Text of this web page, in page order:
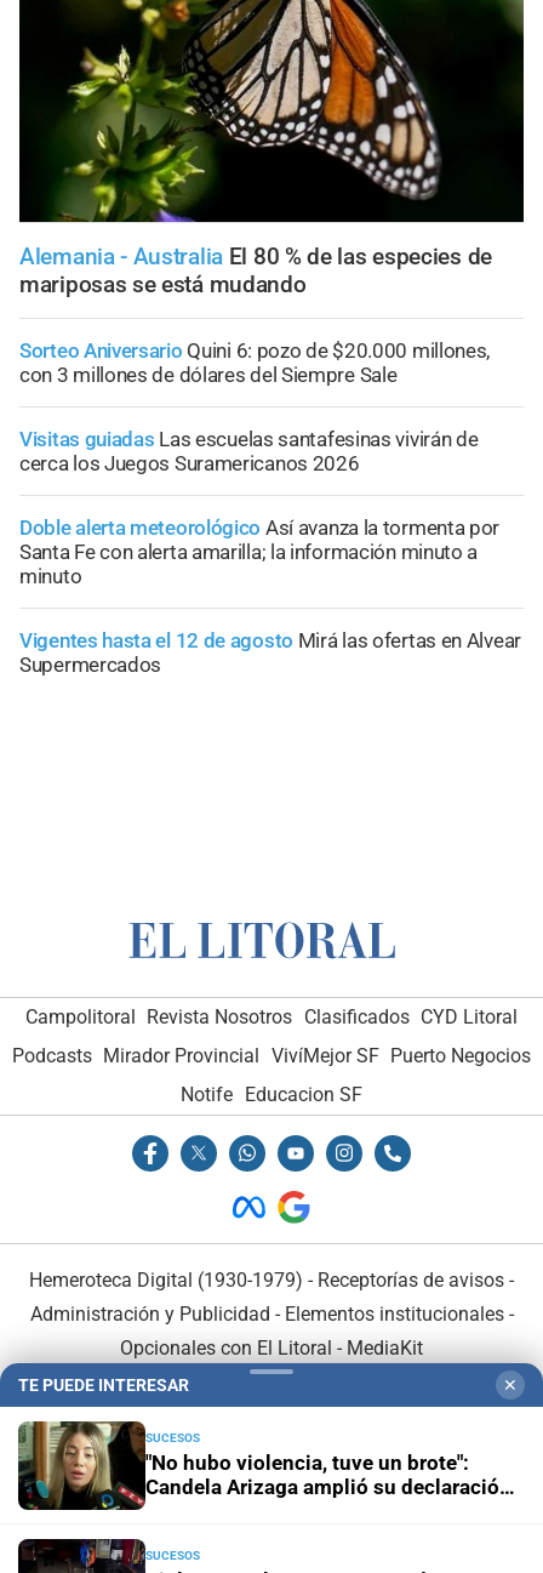
Alemania - Australia El 80 % de las especies de
mariposas se está mudando
Sorteo Aniversario Quini 6: pozo de $20.000 millones,
con 3 millones de dólares del Siempre Sale
Visitas guiadas Las escuelas santafesinas vivirán de
cerca los Juegos Suramericanos 2026
Doble alerta meteorológico Así avanza la tormenta por
Santa Fe con alerta amarilla; la información minuto a
minuto
Vigentes hasta el 12 de agosto Mirá las ofertas en Alvear
Supermercados
Campolitoral Revista Nosotros Clasificados CYD Litoral
Podcasts Mirador Provincial VivíMejor SF Puerto Negocios
Notife Educacion SF
Hemeroteca Digital (1930-1979) - Receptorías de avisos -
Administración y Publicidad - Elementos institucionales-
Opcionales con El Litoral - MediaKit
TE PUEDE INTERESAR ✕
SUCESOS
"No hubo violencia, tuve un brote":
Candela Arizaga amplió su declaración
SUCESOS